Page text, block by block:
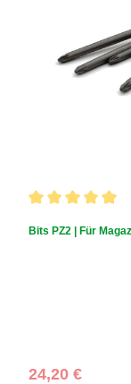
Bits PZ2 | Für
Regulärer
24,20 €